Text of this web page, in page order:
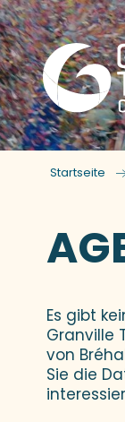
Startseite
Es gibt
Granville
von
Sie die